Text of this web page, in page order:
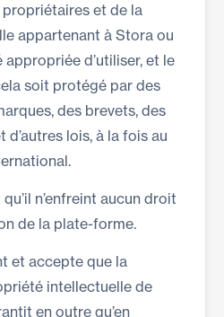
propriétaires et de la
appartenant à Stora ou
appropriée d’utiliser, et le
soit protégé par des
des brevets, des
lois, à la fois au
n’enfreint aucun droit
de la plate-forme.
et accepte que la
intellectuelle de
en outre qu’en